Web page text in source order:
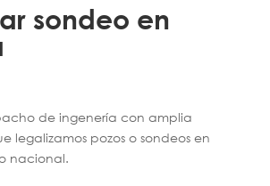
sondeo en
de ingenería con amplia
legalizamos pozos o sondeos en
nacional.